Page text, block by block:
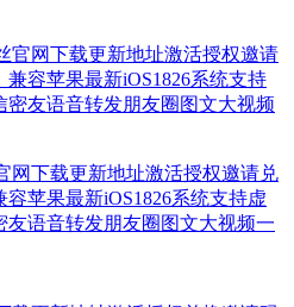
网下载更新地址激活授权邀请兑
苹果最新iOS1826系统支持虚
友语音转发朋友圈图文大视频一